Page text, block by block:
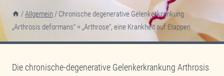
/Allgemein / Chronische degenerative Gelenkerkrankung
„Arthrosis deformans“ = „Arthrose“, eine Krankheit auf Etappen
Die chronische-degenerative Gelenkerkrankung Arthrosis